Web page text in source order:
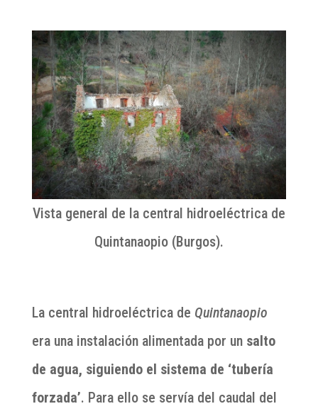
Vista general de la central hidroeléctrica de
Quintanaopio (Burgos).
La central hidroeléctrica de Quintanaopio
era una instalación alimentada por un salto
de agua, siguiendo el sistema de ‘tubería
forzada’. Para ello se servía del caudal del